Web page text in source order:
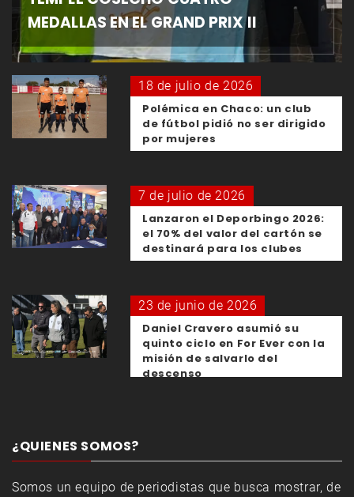
MEDALLAS EN EL GRAND PRIX II
18 de julio de 2026
Polémica en Chaco: un club
de fútbol pidió no ser dirigido
por mujeres
7 de julio de 2026
Lanzaron el Deporbingo 2026:
el 70% del valor del cartón se
destinará para los clubes
23 de junio de 2026
Daniel Cravero asumió su
quinto ciclo en For Ever con la
misión de salvarlo del
descenso
¿QUIENES SOMOS?
Somos un equipo de periodistas que busca mostrar, de